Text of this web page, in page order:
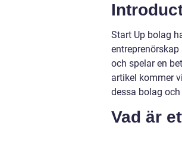
Start Up bolag
och spelar en
artikel kommer
dessa bolag
Vad är